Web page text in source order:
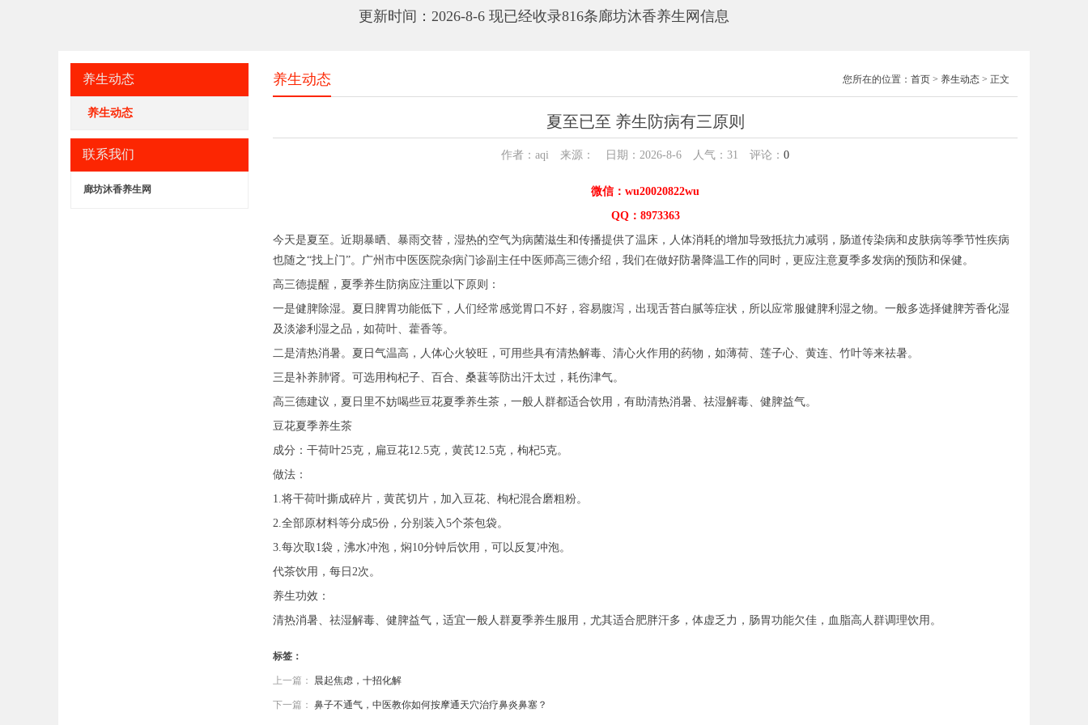
更新时间：2026-8-6 现已经收录816条廊坊沐香养生网信息
养生动态
养生动态
联系我们
廊坊沐香养生网
养生动态 您所在的位置： 首页 > 养生动态 > 正文
夏至已至 养生防病有三原则
作者：aqi 来源： 日期：2026-8-6 人气： 31 评论： 0
微信：wu20020822wu
QQ：8973363
今天是夏至。近期暴晒、暴雨交替，湿热的空气为病菌滋生和传播提供了温床，人体消耗的增加导致抵抗力减弱，肠道传染病和皮肤病等季节性疾病
也随之“找上门”。广州市中医医院杂病门诊副主任中医师高三德介绍，我们在做好防暑降温工作的同时，更应注意夏季多发病的预防和保健。
高三德提醒，夏季养生防病应注重以下原则：
一是健脾除湿。夏日脾胃功能低下，人们经常感觉胃口不好，容易腹泻，出现舌苔白腻等症状，所以应常服健脾利湿之物。一般多选择健脾芳香化湿
及淡渗利湿之品，如荷叶、藿香等。
二是清热消暑。夏日气温高，人体心火较旺，可用些具有清热解毒、清心火作用的药物，如薄荷、莲子心、黄连、竹叶等来祛暑。
三是补养肺肾。可选用枸杞子、百合、桑葚等防出汗太过，耗伤津气。
高三德建议，夏日里不妨喝些豆花夏季养生茶，一般人群都适合饮用，有助清热消暑、祛湿解毒、健脾益气。
豆花夏季养生茶
成分：干荷叶25克，扁豆花12.5克，黄芪12.5克，枸杞5克。
做法：
1.将干荷叶撕成碎片，黄芪切片，加入豆花、枸杞混合磨粗粉。
2.全部原材料等分成5份，分别装入5个茶包袋。
3.每次取1袋，沸水冲泡，焖10分钟后饮用，可以反复冲泡。
代茶饮用，每日2次。
养生功效：
清热消暑、祛湿解毒、健脾益气，适宜一般人群夏季养生服用，尤其适合肥胖汗多，体虚乏力，肠胃功能欠佳，血脂高人群调理饮用。
标签：
上一篇： 晨起焦虑，十招化解
下一篇： 鼻子不通气，中医教你如何按摩通天穴治疗鼻炎鼻塞？